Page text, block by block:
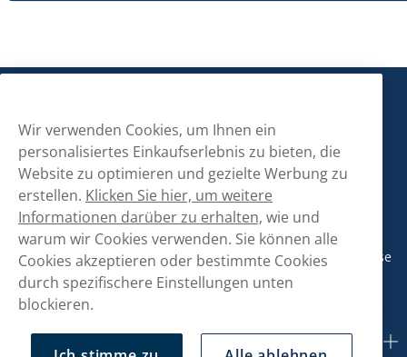
Kontaktiere uns!
hallo@snusmarkt.ch
+410800561053
Mo/Di: 08:30-17 Uhr (Pause 12-13) Mi/Do: 10:30-19 Uhr (Pause
14-15) Fr: 09-17 Uhr (Pause 12-13)
Kundendienst
Wir verwenden Cookies, um Ihnen ein
personalisiertes Einkaufserlebnis zu bieten, die
Website zu optimieren und gezielte Werbung zu
erstellen. Klicken Sie hier, um weitere
Informationen darüber zu erhalten, wie und
warum wir Cookies verwenden. Sie können alle
Cookies akzeptieren oder bestimmte Cookies
durch spezifischere Einstellungen unten
blockieren.